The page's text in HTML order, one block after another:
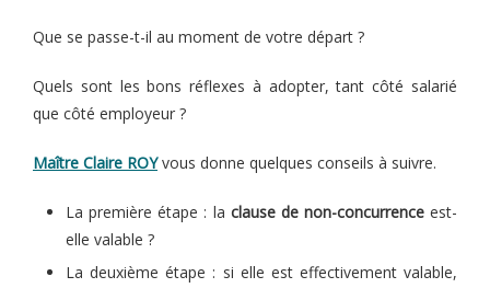
Que se passe-t-il au moment de votre départ ?
Quels sont les bons réflexes à adopter, tant côté salarié
que côté employeur ?
Maître Claire ROYvous donne quelques conseils à suivre.
La première étape : la clause de non-concurrenceest-
elle valable ?
La deuxième étape : si elle est effectivement valable,